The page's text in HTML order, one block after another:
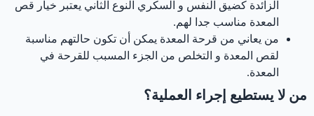
الزائدة كضيق النفس و السكري النوع الثاني يعتبر خيار قص
المعدة مناسب جدا لهم.
من يعاني من قرحة المعدة يمكن أن تكون حالتهم مناسبة
لقص المعدة و التخلص من الجزء المسبب للقرحة في
المعدة.
من لا يستطيع إجراء العملية؟